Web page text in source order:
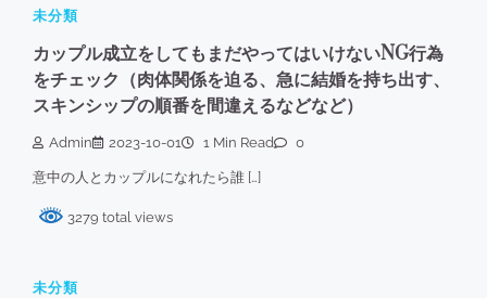
未分類
カップル成立をしてもまだやってはいけないNG行為
をチェック（肉体関係を迫る、急に結婚を持ち出す、
スキンシップの順番を間違えるなどなど）
Admin 2023-10-01 1 Min Read 0
意中の人とカップルになれたら誰 […]
3279 total views
未分類